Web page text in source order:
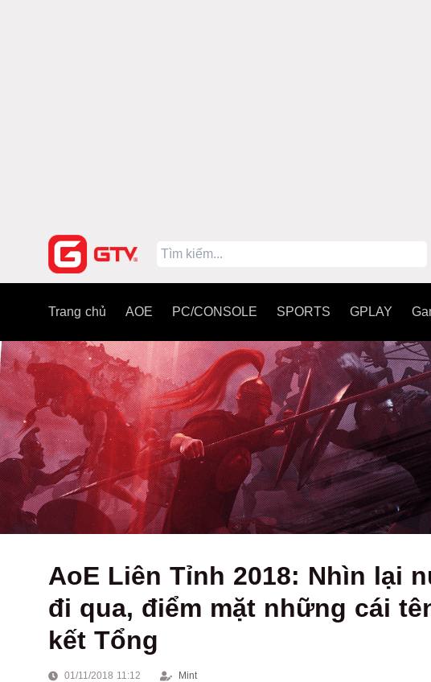
Trang chủ AOE PC/CONSOLE SPORTS GPLAY
AoE Liên Tỉnh 2018: Nhìn lại
đi qua, điểm mặt những cái
kết Tổng
01/11/2018 11:12 Mint